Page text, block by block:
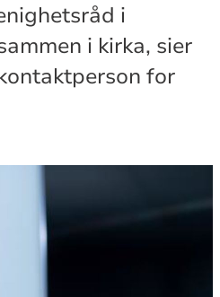
i
i kirka, sier
for